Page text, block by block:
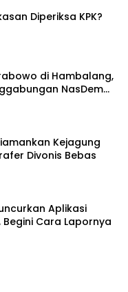
Diperiksa KPK?
di Hambalang,
NasDem
Kejagung
Divonis Bebas
Aplikasi
Begini Cara Lapornya